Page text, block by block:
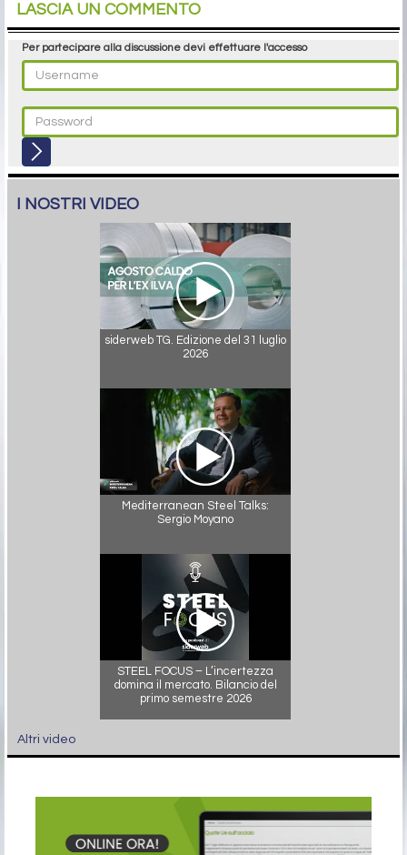
LASCIA UN COMMENTO
Per partecipare alla discussione devi effettuare l'accesso
I NOSTRI VIDEO
siderweb TG. Edizione del 31 luglio
2026
Mediterranean Steel Talks:
Sergio Moyano
STEEL FOCUS – L’incertezza
domina il mercato. Bilancio del
primo semestre 2026
Altri video